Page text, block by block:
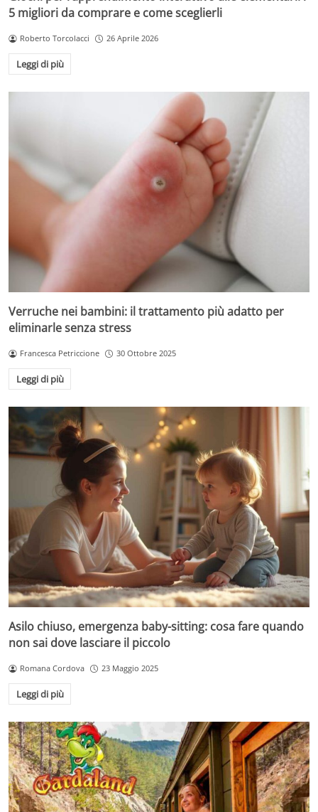
5 migliori da comprare e come sceglierli
Roberto Torcolacci 26 Aprile 2026
Leggi di più
Verruche nei bambini: il trattamento più adatto per
eliminarle senza stress
Francesca Petriccione 30 Ottobre 2025
Leggi di più
Asilo chiuso, emergenza baby-sitting: cosa fare quando
non sai dove lasciare il piccolo
Romana Cordova 23 Maggio 2025
Leggi di più